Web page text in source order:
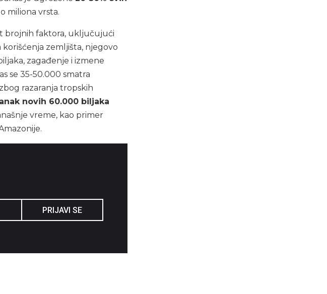
miliona vrsta.
brojnih faktora, uključujući
zemljišta, njegovo
zagađenje i izmene
se 35-50.000 smatra
razaranja tropskih
novih 60.000 biljaka
vreme, kao primer
PRIJAVI SE